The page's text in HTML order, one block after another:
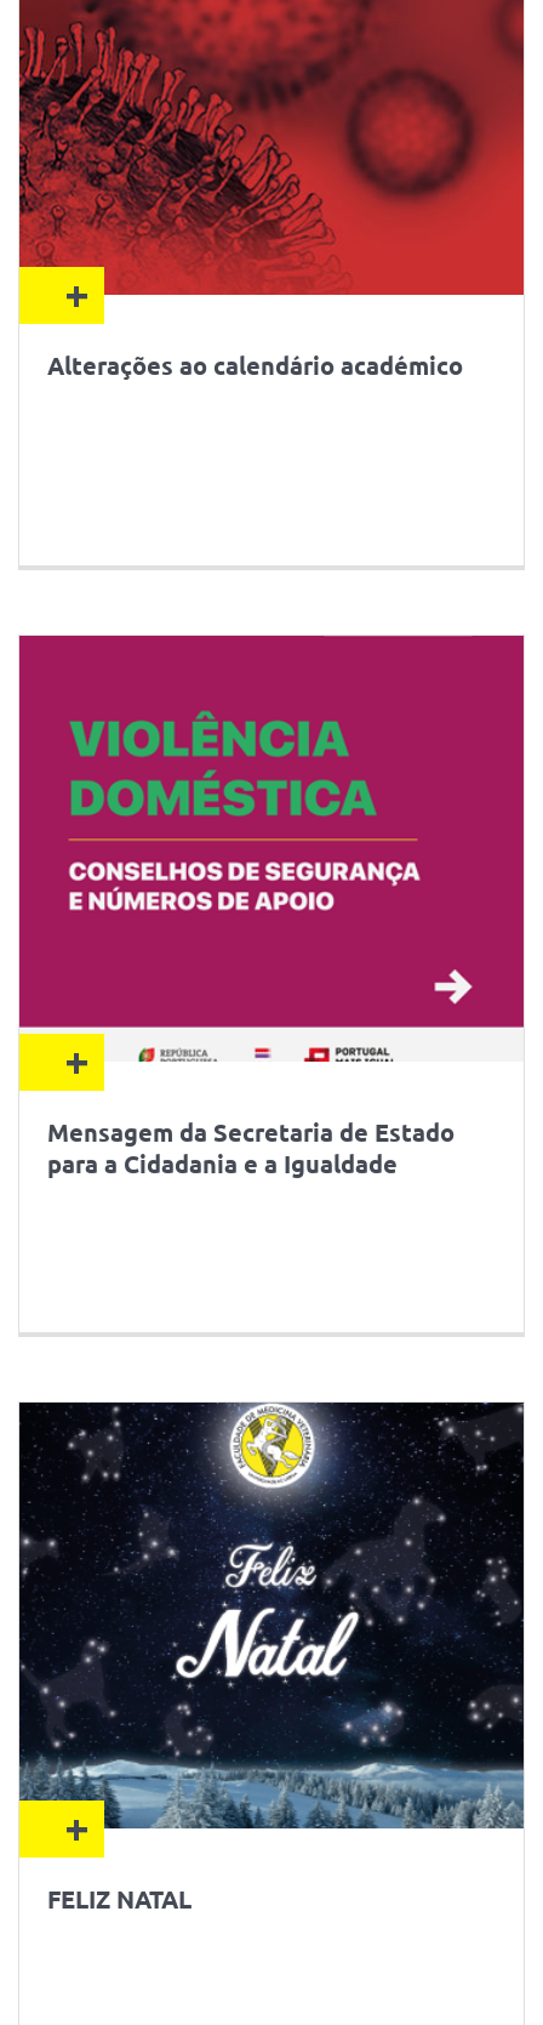
+
Alterações ao calendário académico
+
Mensagem da Secretaria de Estado
para a Cidadania e a Igualdade
+
FELIZ NATAL